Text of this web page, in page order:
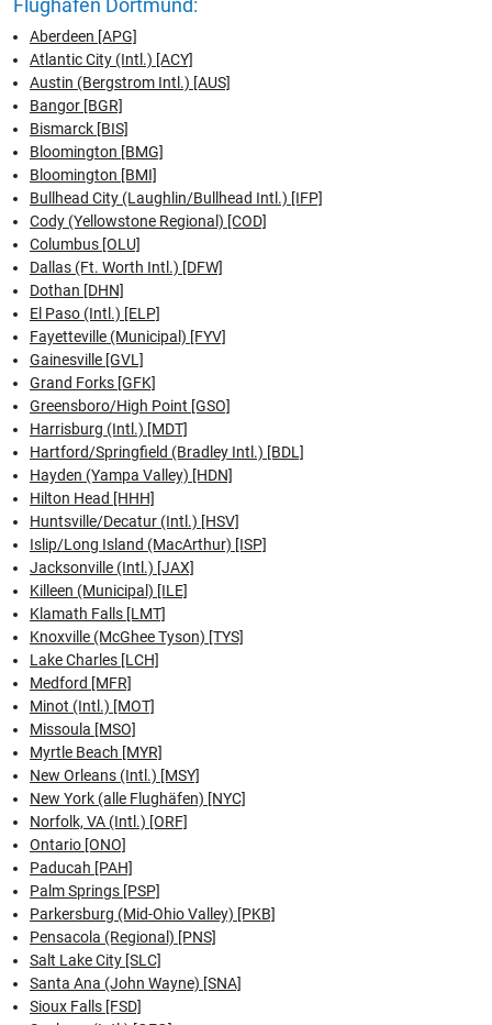
Flughafen Dortmund:
Aberdeen [APG]
Atlantic City (Intl.) [ACY]
Austin (Bergstrom Intl.) [AUS]
Bangor [BGR]
Bismarck [BIS]
Bloomington [BMG]
Bloomington [BMI]
Bullhead City (Laughlin/Bullhead Intl.) [IFP]
Cody (Yellowstone Regional) [COD]
Columbus [OLU]
Dallas (Ft. Worth Intl.) [DFW]
Dothan [DHN]
El Paso (Intl.) [ELP]
Fayetteville (Municipal) [FYV]
Gainesville [GVL]
Grand Forks [GFK]
Greensboro/High Point [GSO]
Harrisburg (Intl.) [MDT]
Hartford/Springfield (Bradley Intl.) [BDL]
Hayden (Yampa Valley) [HDN]
Hilton Head [HHH]
Huntsville/Decatur (Intl.) [HSV]
Islip/Long Island (MacArthur) [ISP]
Jacksonville (Intl.) [JAX]
Killeen (Municipal) [ILE]
Klamath Falls [LMT]
Knoxville (McGhee Tyson) [TYS]
Lake Charles [LCH]
Medford [MFR]
Minot (Intl.) [MOT]
Missoula [MSO]
Myrtle Beach [MYR]
New Orleans (Intl.) [MSY]
New York (alle Flughäfen) [NYC]
Norfolk, VA (Intl.) [ORF]
Ontario [ONO]
Paducah [PAH]
Palm Springs [PSP]
Parkersburg (Mid-Ohio Valley) [PKB]
Pensacola (Regional) [PNS]
Salt Lake City [SLC]
Santa Ana (John Wayne) [SNA]
Sioux Falls [FSD]